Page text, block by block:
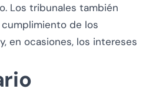
Los tribunales también
de los
en ocasiones, los intereses